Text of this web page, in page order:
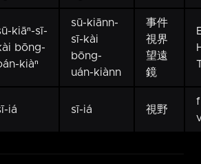
kiāⁿ-sī-
bōng-
kiàⁿ
sū-kiānn-
sī-kài
bōng-
uán-kiànn
事件
視界
望遠
鏡
iá sī-iá 視野